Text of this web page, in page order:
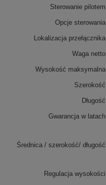
Sterowanie pilotem
Opcje sterowania
Lokalizacja przełącznika
Waga netto
Wysokość maksymalna
Szerokość
Długość
Gwarancja w latach
Średnica / szerokość/ długość
Regulacja wysokości